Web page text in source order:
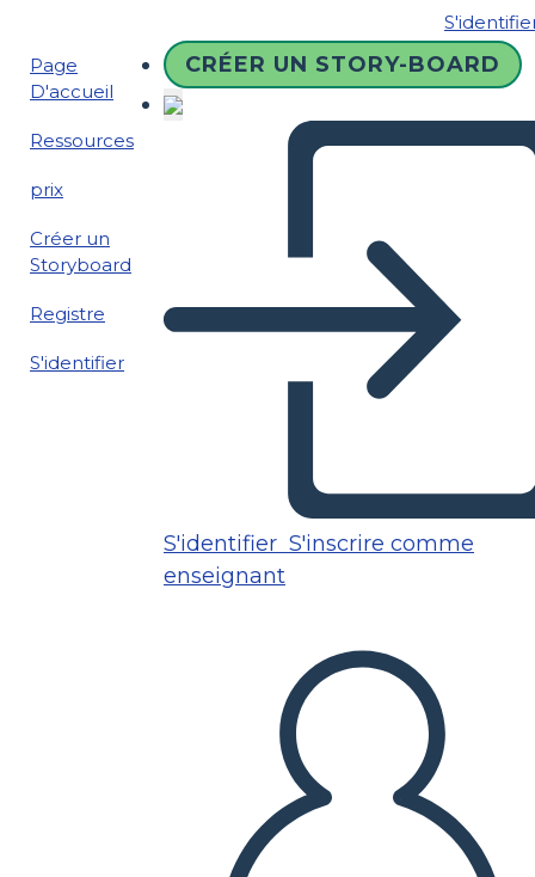
Page
D'accueil
Ressources
prix
Créer un
Storyboard
Registre
S'identifier
CRÉER UN STORY-BOARD
S'identifier S'inscrire comme
enseignant